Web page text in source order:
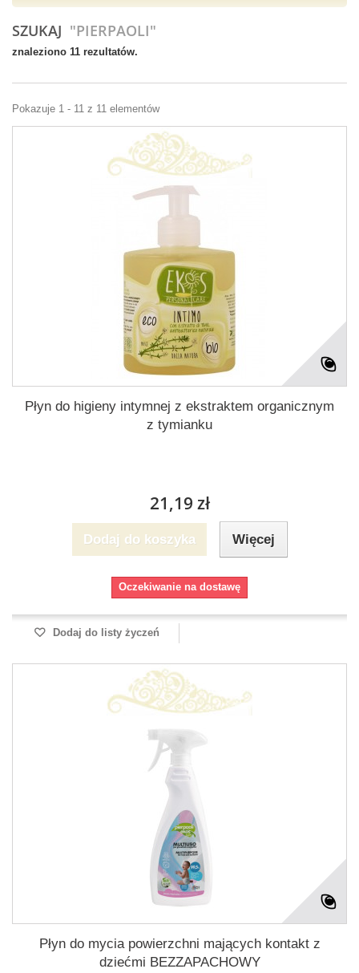
SZUKAJ "PIERPAOLI"
znaleziono 11 rezultatów.
Pokazuje 1 - 11 z 11 elementów
Płyn do higieny intymnej z ekstraktem organicznym
z tymianku
21,19 zł
Dodaj do koszyka Więcej
Oczekiwanie na dostawę
Dodaj do listy życzeń
Płyn do mycia powierzchni mających kontakt z
dziećmi BEZZAPACHOWY